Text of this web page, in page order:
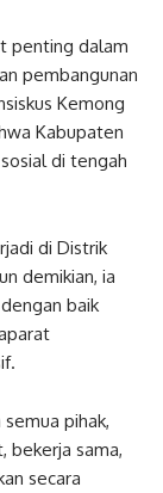
penting dalam
pembangunan
Kemong
Kabupaten
di tengah
di Distrik
demikian, ia
baik
pihak,
bekerja sama,
secara